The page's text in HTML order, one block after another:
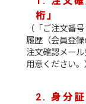
桁」
（「ご注文番
履歴（会員登録
注文確認メー
用意ください。
2. 身分証